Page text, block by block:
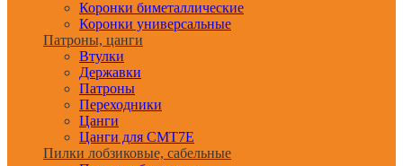
Коронки биметаллические
Коронки универсальные
Патроны, цанги
Втулки
Державки
Патроны
Переходники
Цанги
Цанги для CMT7E
Пилки лобзиковые, сабельные